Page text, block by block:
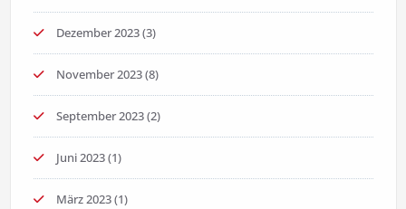
Dezember 2023(3)
November 2023(8)
September 2023(2)
Juni 2023(1)
März 2023(1)